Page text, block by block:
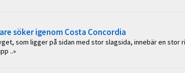
söker igenom Costa Concordia
som ligger på sidan med stor slagsida, innebär en stor
..»